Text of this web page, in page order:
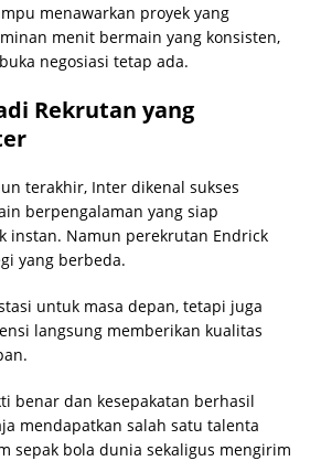
menawarkan proyek yang
menit bermain yang konsisten,
negosiasi tetap ada.
Rekrutan yang
terakhir, Inter dikenal sukses
berpengalaman yang siap
instan. Namun perekrutan Endrick
yang berbeda.
untuk masa depan, tetapi juga
langsung memberikan kualitas
benar dan kesepakatan berhasil
mendapatkan salah satu talenta
sepak bola dunia sekaligus mengirim